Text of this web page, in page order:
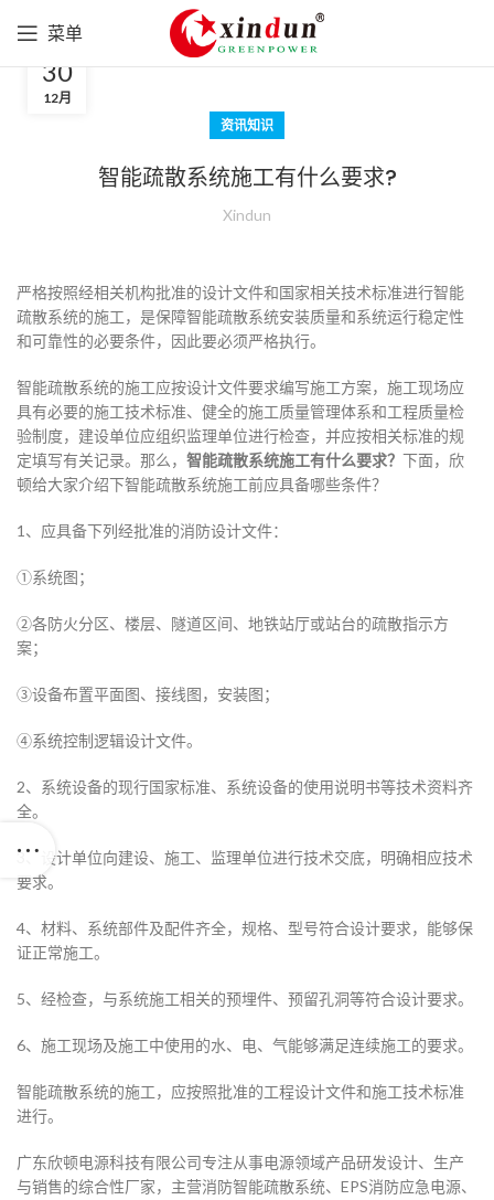
菜单
资讯知识
智能疏散系统施工有什么要求?
Xindun
30
12月
严格按照经相关机构批准的设计文件和国家相关技术标准进行智能
疏散系统的施工，是保障智能疏散系统安装质量和系统运行稳定性
和可靠性的必要条件，因此要必须严格执行。
智能疏散系统的施工应按设计文件要求编写施工方案，施工现场应
具有必要的施工技术标准、健全的施工质量管理体系和工程质量检
验制度，建设单位应组织监理单位进行检查，并应按相关标准的规
定填写有关记录。那么， 智能疏散系统施工有什么要求？ 下面，欣
顿给大家介绍下智能疏散系统施工前应具备哪些条件？
1、应具备下列经批准的消防设计文件：
①系统图；
②各防火分区、楼层、隧道区间、地铁站厅或站台的疏散指示方
案；
③设备布置平面图、接线图，安装图；
④系统控制逻辑设计文件。
2、系统设备的现行国家标准、系统设备的使用说明书等技术资料齐
全。
3、设计单位向建设、施工、监理单位进行技术交底，明确相应技术
要求。
4、材料、系统部件及配件齐全，规格、型号符合设计要求，能够保
证正常施工。
5、经检查，与系统施工相关的预埋件、预留孔洞等符合设计要求。
6、施工现场及施工中使用的水、电、气能够满足连续施工的要求。
智能疏散系统的施工，应按照批准的工程设计文件和施工技术标准
进行。
广东欣顿电源科技有限公司专注从事电源领域产品研发设计、生产
与销售的综合性厂家，主营消防智能疏散系统、EPS消防应急电源、